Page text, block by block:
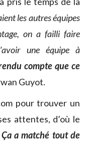
les autres équipes
on a failli faire
une équipe à
compte que ce
Guyot.
pour trouver un
attentes, d’où le
Ça a matché tout de